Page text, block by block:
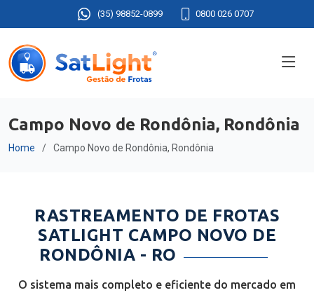
(35) 98852-0899 0800 026 0707
Campo Novo de Rondônia, Rondônia
Home Campo Novo de Rondônia, Rondônia
RASTREAMENTO DE FROTAS
SATLIGHT CAMPO NOVO DE
RONDÔNIA - RO
O sistema mais completo e eficiente do mercado em